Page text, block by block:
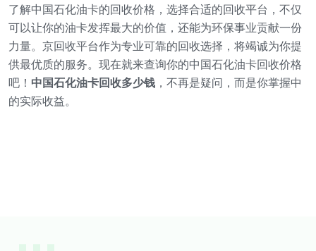
了解中国石化油卡的回收价格，选择合适的回收平台，不仅
可以让你的油卡发挥最大的价值，还能为环保事业贡献一份
力量。京回收平台作为专业可靠的回收选择，将竭诚为你提
供最优质的服务。现在就来查询你的中国石化油卡回收价格
吧！ 中国石化油卡回收多少钱 ，不再是疑问，而是你掌握中
的实际收益。